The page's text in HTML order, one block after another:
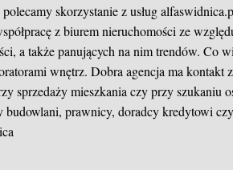
skorzystanie z usług
z biurem nieruchomości ze
a także panujących na nim trendów. Co
wnętrz. Dobra agencja ma kontakt
sprzedaży mieszkania czy przy szukaniu
budowlani, prawnicy, doradcy kredytowi